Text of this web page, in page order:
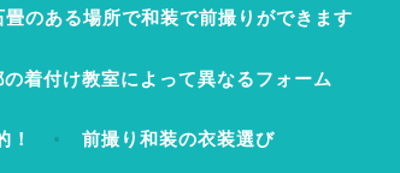
畳のある場所で和装で前撮りができます
の着付け教室によって異なるフォーム
！ 前撮り和装の衣装選び